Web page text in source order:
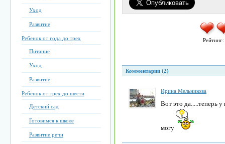
Уход
Развитие
Ребенок от года до трех
Питание
Уход
Развитие
Ребенок от трех до шести
Детский сад
Готовимся к школе
Развитие речи
Комментарии (2)
Ирина Мельникова
Вот это да.....теперь у
могу